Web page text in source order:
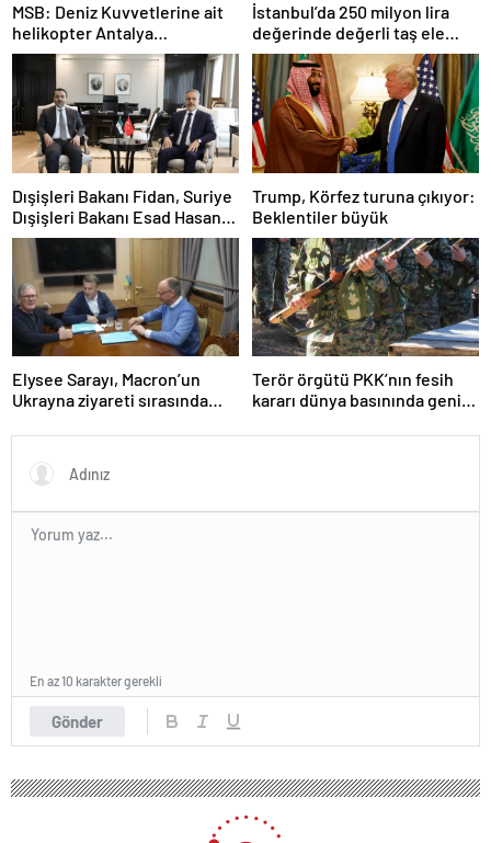
MSB: Deniz Kuvvetlerine ait
helikopter Antalya
açıklarında acil iniş yaptı
İstanbul’da 250 milyon lira
değerinde değerli taş ele
geçirildi
Dışişleri Bakanı Fidan, Suriye
Dışişleri Bakanı Esad Hasan
Şeybani ile görüştü
Trump, Körfez turuna çıkıyor:
Beklentiler büyük
Elysee Sarayı, Macron’un
Ukrayna ziyareti sırasında
iddiasını yalanladı
Terör örgütü PKK’nın fesih
kararı dünya basınında geniş
Gönder
En az 10 karakter gerekli